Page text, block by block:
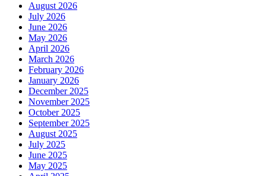
August 2026
July 2026
June 2026
May 2026
April 2026
March 2026
February 2026
January 2026
December 2025
November 2025
October 2025
September 2025
August 2025
July 2025
June 2025
May 2025